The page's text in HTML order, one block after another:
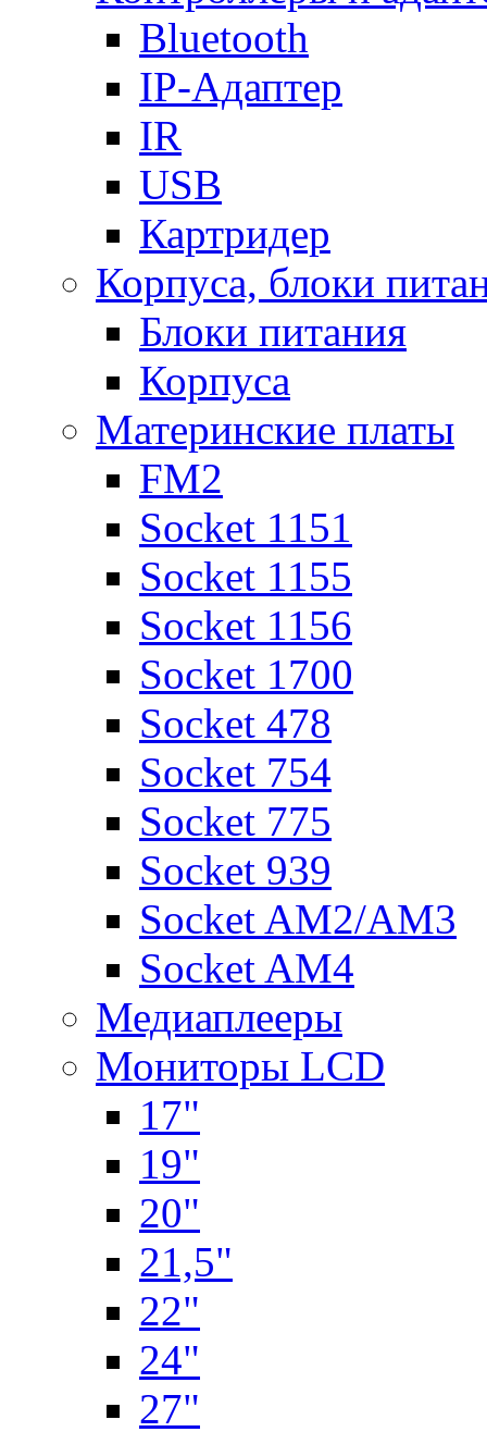
Bluetooth
IP-Адаптер
IR
USB
Картридер
Корпуса, блоки
Блоки питания
Корпуса
Материнские платы
FM2
Socket 1151
Socket 1155
Socket 1156
Socket 1700
Socket 478
Socket 754
Socket 775
Socket 939
Socket AM2/AM3
Socket AM4
Медиаплееры
Мониторы LCD
17"
19"
20"
21,5"
22"
24"
27"